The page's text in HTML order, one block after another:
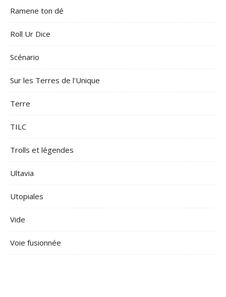
Ramene ton dé
Roll Ur Dice
Scénario
Sur les Terres de l'Unique
Terre
TILC
Trolls et légendes
Ultavia
Utopiales
Vide
Voie fusionnée